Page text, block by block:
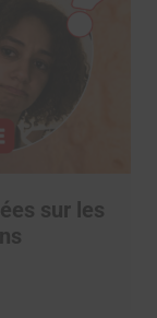
sur les